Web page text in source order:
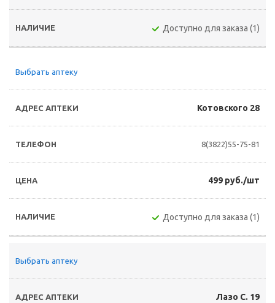
Доступно для заказа (1)
Выбрать аптеку
Котовского 28
8(3822)55-75-81
499 руб./шт
Доступно для заказа (1)
Выбрать аптеку
Лазо С. 19